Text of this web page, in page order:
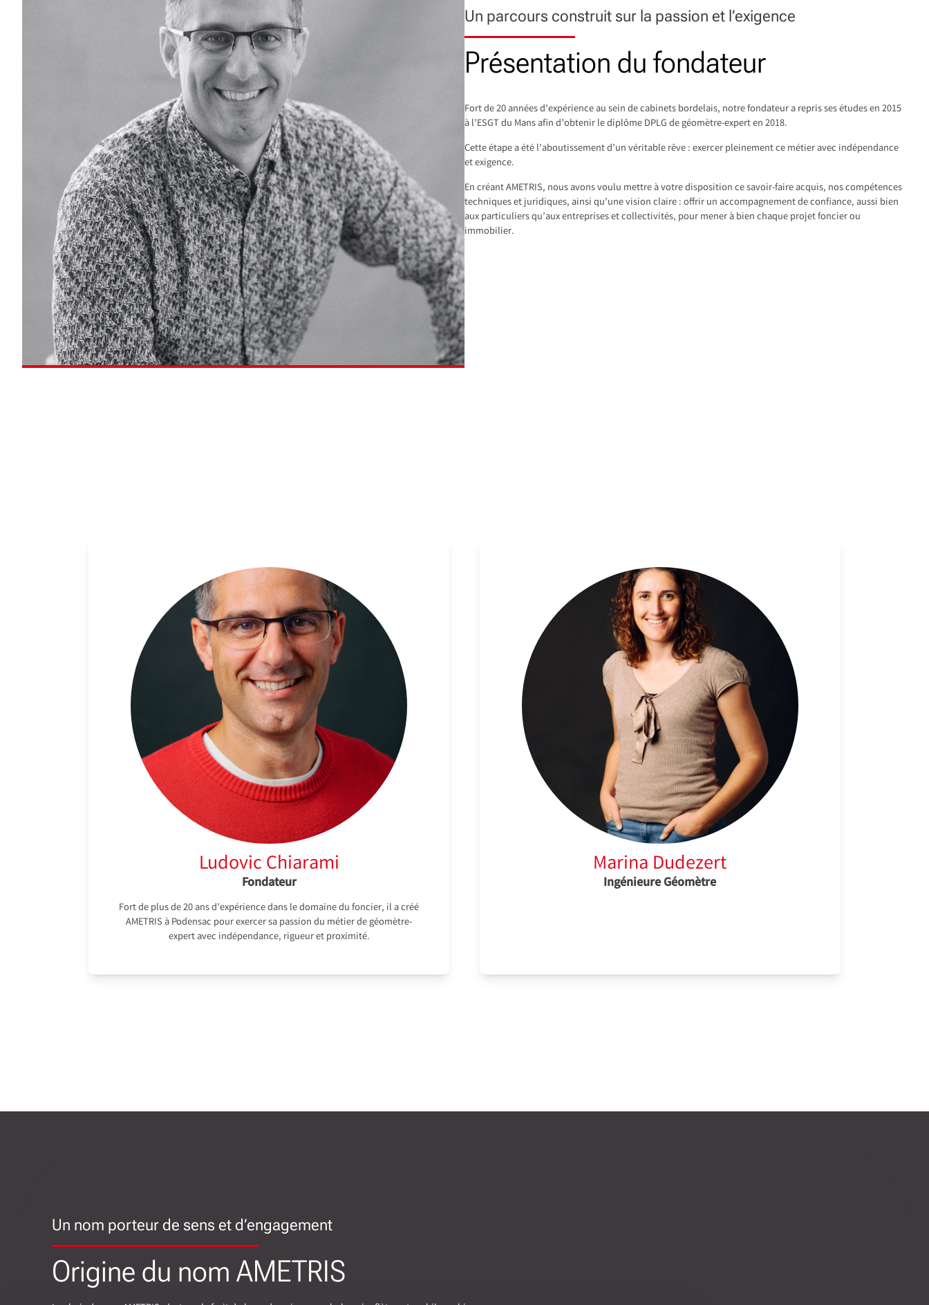
Un parcours construit sur la passion et l’exigence
Présentation du fondateur
Fort de 20 années d’expérience au sein de cabinets bordelais, notre fondateur a repris ses études en 2015
à l’ESGT du Mans afin d’obtenir le diplôme DPLG de géomètre-expert en 2018.
Cette étape a été l’aboutissement d’un véritable rêve : exercer pleinement ce métier avec indépendance
et exigence.
En créant AMETRIS, nous avons voulu mettre à votre disposition ce savoir-faire acquis, nos compétences
techniques et juridiques, ainsi qu’une vision claire : offrir un accompagnement de confiance, aussi bien
aux particuliers qu’aux entreprises et collectivités, pour mener à bien chaque projet foncier ou
immobilier.
Ludovic Chiarami
Fondateur
Fort de plus de 20 ans d’expérience dans le domaine du foncier, il a créé
AMETRIS à Podensac pour exercer sa passion du métier de géomètre-
expert avec indépendance, rigueur et proximité.
Marina Dudezert
Ingénieure Géomètre
Un nom porteur de sens et d’engagement
Origine du nom AMETRIS